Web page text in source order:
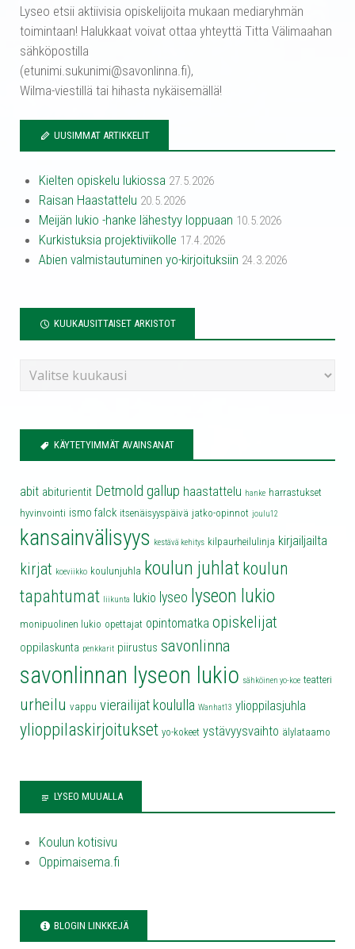
Lyseo etsii aktiivisia opiskelijoita mukaan mediaryhmän
toimintaan! Halukkaat voivat ottaa yhteyttä Titta Välimaahan
sähköpostilla
(etunimi.sukunimi@savonlinna.fi),
Wilma-viestillä tai hihasta nykäisemällä!
UUSIMMAT ARTIKKELIT
Kielten opiskelu lukiossa 27.5.2026
Raisan Haastattelu 20.5.2026
Meijän lukio -hanke lähestyy loppuaan 10.5.2026
Kurkistuksia projektiviikolle 17.4.2026
Abien valmistautuminen yo-kirjoituksiin 24.3.2026
KUUKAUSITTAISET ARKISTOT
KÄYTETYIMMÄT AVAINSANAT
abit abiturientit Detmold gallup haastattelu hanke harrastukset
hyvinvointi ismo falck itsenäisyyspäivä jatko-opinnot joulu12
kansainvälisyys kestävä kehitys kilpaurheilulinja kirjailjailta
kirjat koeviikko koulunjuhla koulun juhlat koulun
tapahtumat liikunta lukio lyseo lyseon lukio
monipuolinen lukio opettajat opintomatka opiskelijat
oppilaskunta penkkarit piirustus savonlinna
savonlinnan lyseon lukio sähköinen yo-koe teatteri
urheilu vappu vierailijat koululla Wanhat13 ylioppilasjuhla
ylioppilaskirjoitukset yo-kokeet ystävyysvaihto älylataamo
LYSEO MUUALLA
Koulun kotisivu
Oppimaisema.fi
BLOGIN LINKKEJÄ